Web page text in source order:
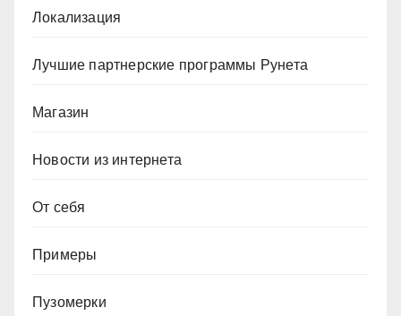
Локализация
Лучшие партнерские программы Рунета
Магазин
Новости из интернета
От себя
Примеры
Пузомерки